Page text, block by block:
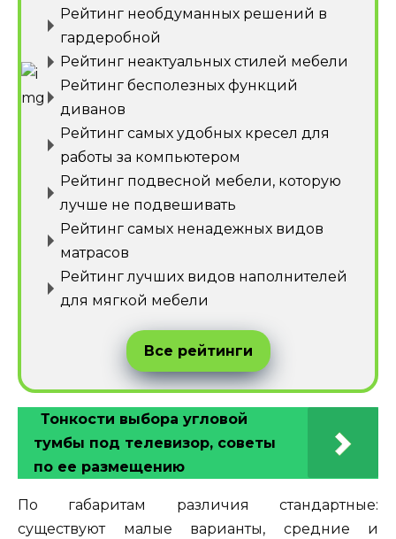
Рейтинг необдуманных решений в
гардеробной
Рейтинг неактуальных стилей мебели
Рейтинг бесполезных функций
диванов
Рейтинг самых удобных кресел для
работы за компьютером
Рейтинг подвесной мебели, которую
лучше не подвешивать
Рейтинг самых ненадежных видов
матрасов
Рейтинг лучших видов наполнителей
для мягкой мебели
Все рейтинги
Тонкости выбора угловой
тумбы под телевизор, советы
по ее размещению
По габаритам различия стандартные:
существуют малые варианты, средние и